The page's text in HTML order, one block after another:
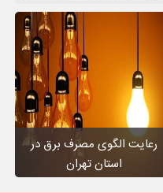
رعایت الگوی مصرف برق در
استان تهران